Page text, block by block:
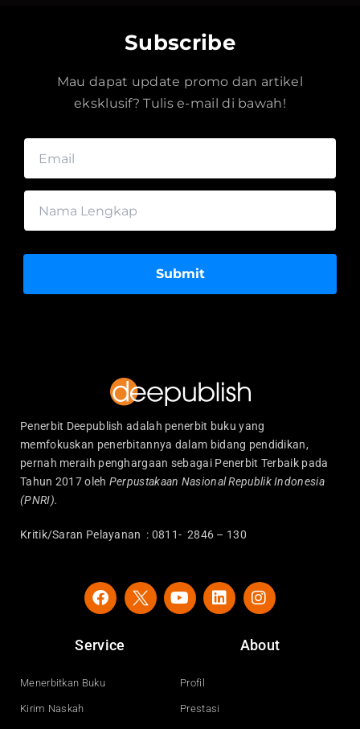
Subscribe
Mau dapat update promo dan artikel
eksklusif? Tulis e-mail di bawah!
Submit
Penerbit Deepublish adalah penerbit buku yang
memfokuskan penerbitannya dalam bidang pendidikan,
pernah meraih penghargaan sebagai Penerbit Terbaik pada
Tahun 2017 oleh Perpustakaan Nasional Republik Indonesia
(PNRI).
Kritik/Saran Pelayanan : 0811- 2846 – 130
F
a
e
b
o
Y
o
e
L
i
n
I
n
t
a
Service
Menerbitkan Buku
Kirim Naskah
About
Profil
Prestasi